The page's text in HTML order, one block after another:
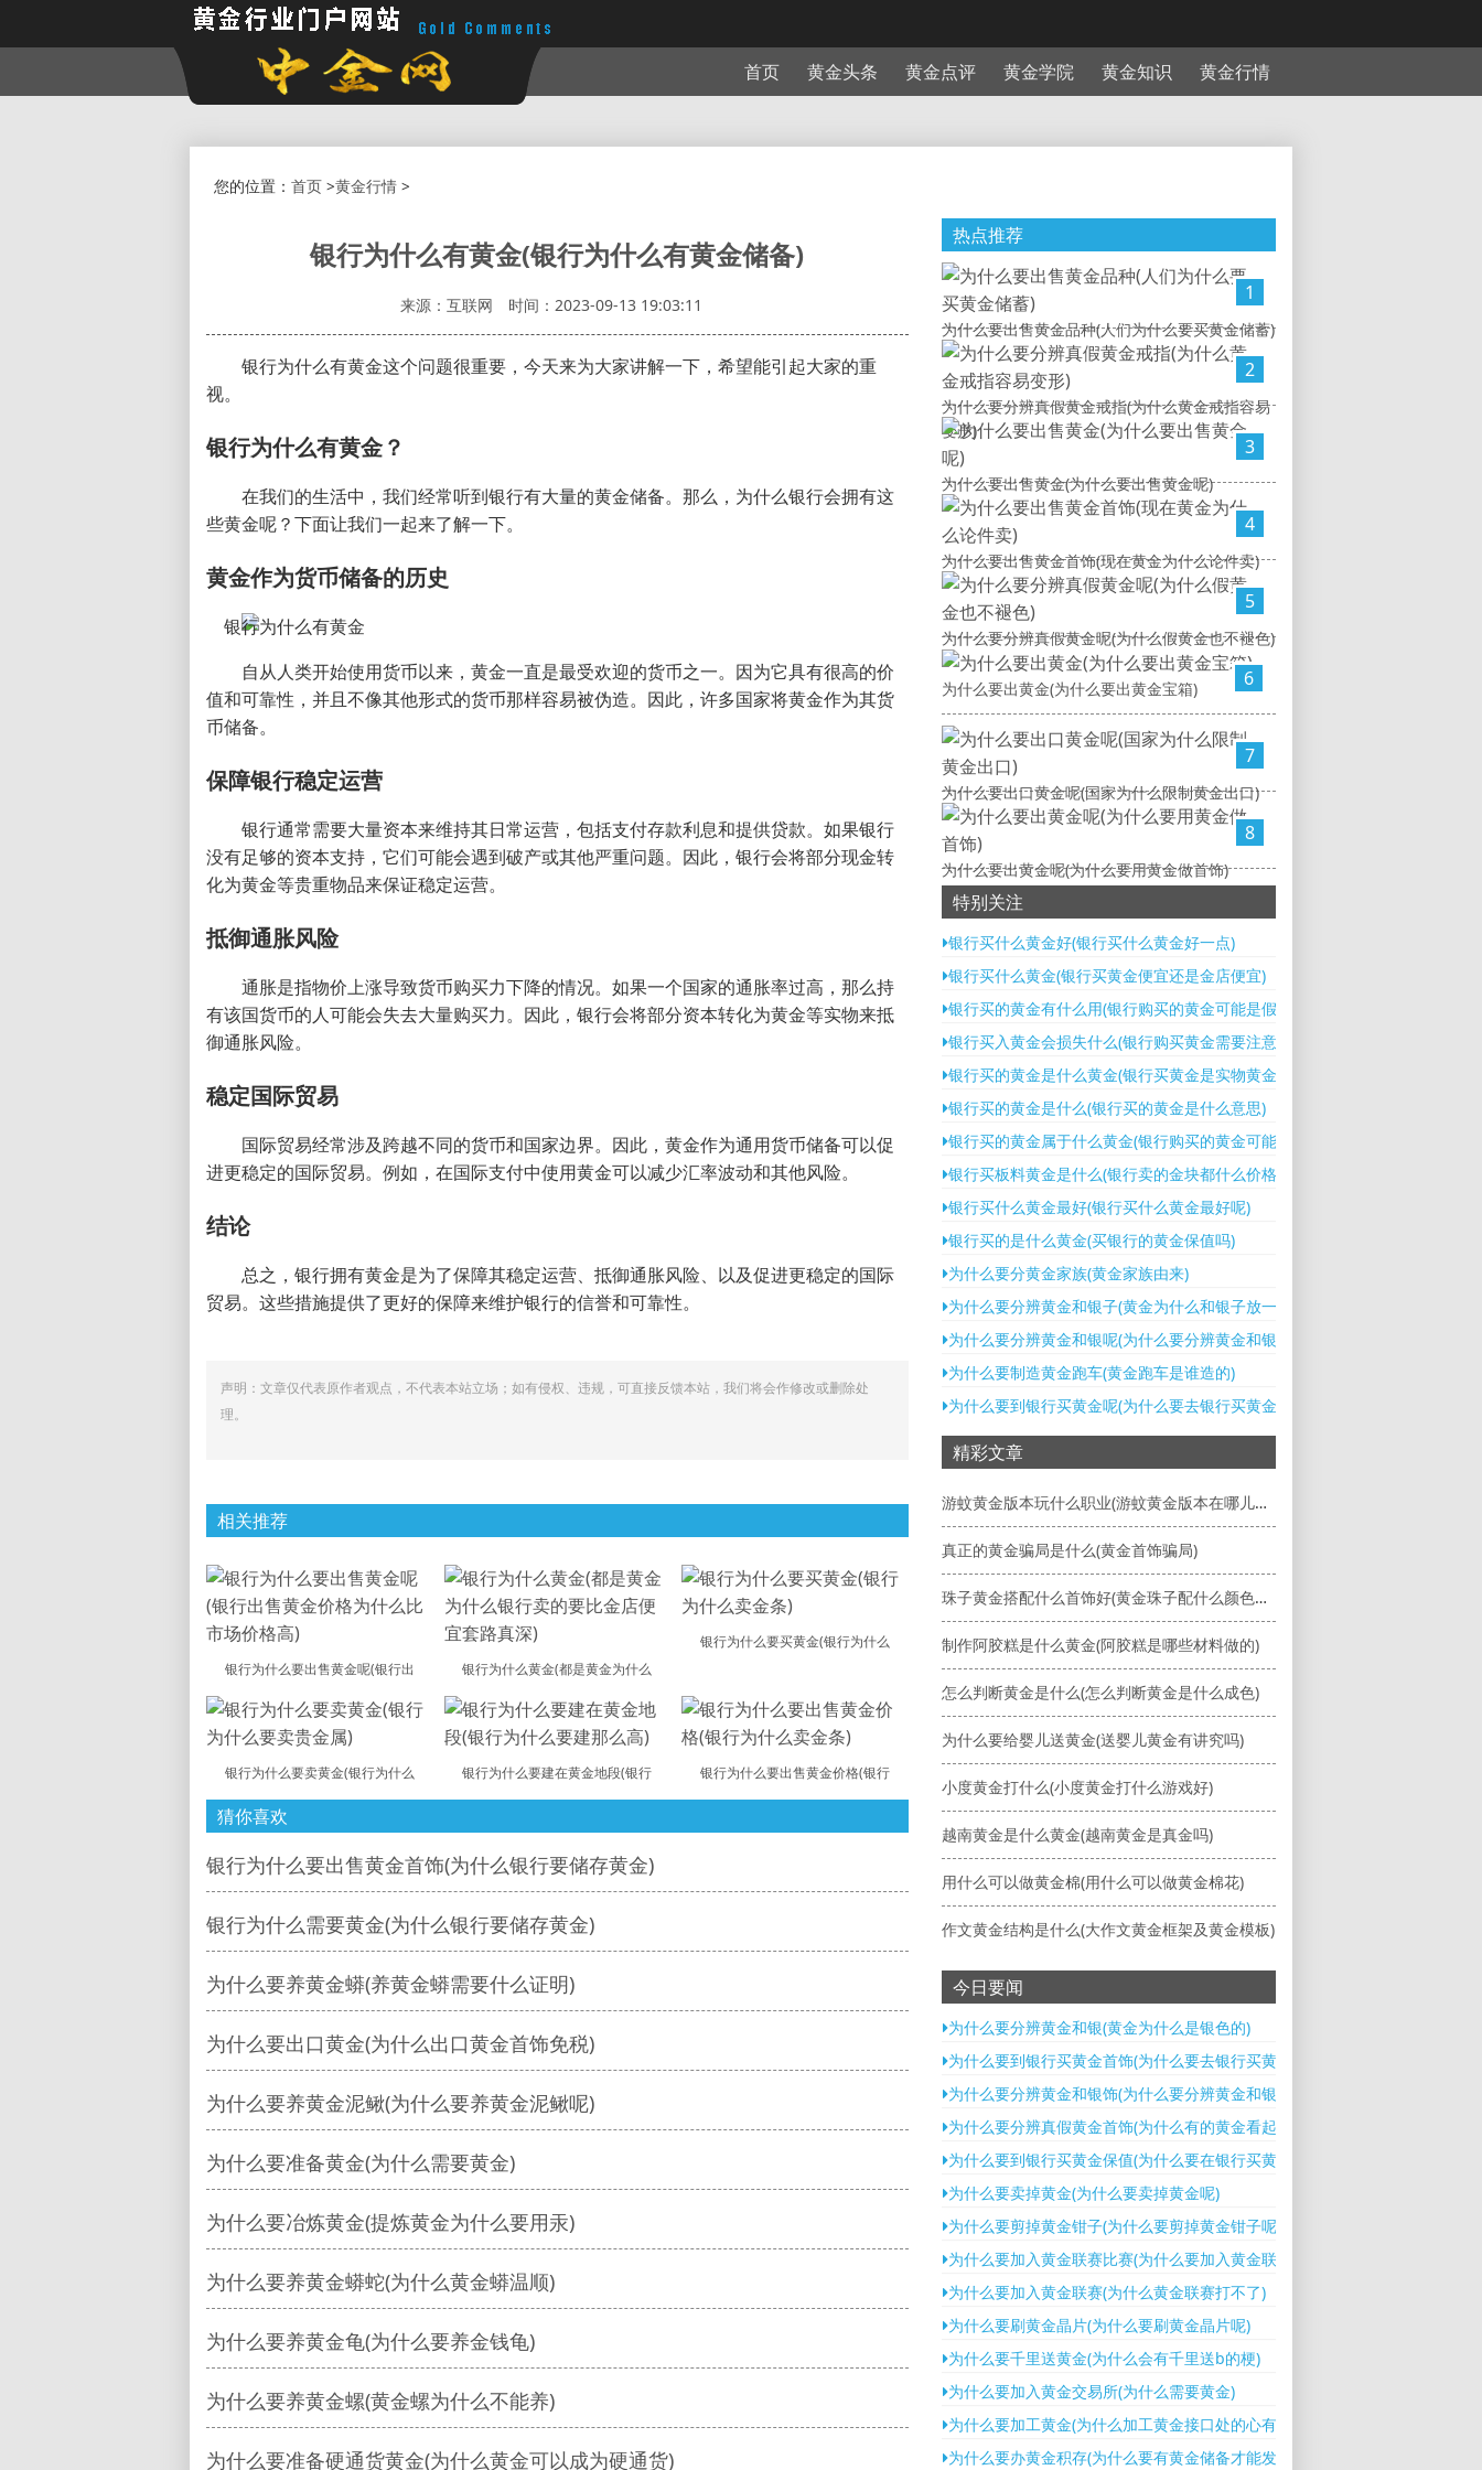
首页 黄金头条 黄金点评 黄金学院 黄金知识 黄金行情
您的位置： 首页>黄金行情>
银行为什么有黄金(银行为什么有黄金储备)
来源：互联网 时间：2023-09-13 19:03:11
银行为什么有黄金这个问题很重要，今天来为大家讲解一下，希望能引起大家的重
视。
银行为什么有黄金？
在我们的生活中，我们经常听到银行有大量的黄金储备。那么，为什么银行会拥有这
些黄金呢？下面让我们一起来了解一下。
黄金作为货币储备的历史
自从人类开始使用货币以来，黄金一直是最受欢迎的货币之一。因为它具有很高的价
值和可靠性，并且不像其他形式的货币那样容易被伪造。因此，许多国家将黄金作为其货
币储备。
保障银行稳定运营
银行通常需要大量资本来维持其日常运营，包括支付存款利息和提供贷款。如果银行
没有足够的资本支持，它们可能会遇到破产或其他严重问题。因此，银行会将部分现金转
化为黄金等贵重物品来保证稳定运营。
抵御通胀风险
通胀是指物价上涨导致货币购买力下降的情况。如果一个国家的通胀率过高，那么持
有该国货币的人可能会失去大量购买力。因此，银行会将部分资本转化为黄金等实物来抵
御通胀风险。
稳定国际贸易
国际贸易经常涉及跨越不同的货币和国家边界。因此，黄金作为通用货币储备可以促
进更稳定的国际贸易。例如，在国际支付中使用黄金可以减少汇率波动和其他风险。
结论
总之，银行拥有黄金是为了保障其稳定运营、抵御通胀风险、以及促进更稳定的国际
贸易。这些措施提供了更好的保障来维护银行的信誉和可靠性。
声明：文章仅代表原作者观点，不代表本站立场；如有侵权、违规，可直接反馈本站，我们将会作修改或删除处
理。
相关推荐
银行为什么要出售黄金呢(银行出 银行为什么黄金(都是黄金为什么
银行为什么要买黄金(银行为什么
银行为什么要卖黄金(银行为什么 银行为什么要建在黄金地段(银行 银行为什么要出售黄金价格(银行
猜你喜欢
银行为什么要出售黄金首饰(为什么银行要储存黄金)
银行为什么需要黄金(为什么银行要储存黄金)
为什么要养黄金蟒(养黄金蟒需要什么证明)
为什么要出口黄金(为什么出口黄金首饰免税)
为什么要养黄金泥鳅(为什么要养黄金泥鳅呢)
为什么要准备黄金(为什么需要黄金)
为什么要冶炼黄金(提炼黄金为什么要用汞)
为什么要养黄金蟒蛇(为什么黄金蟒温顺)
为什么要养黄金龟(为什么要养金钱龟)
为什么要养黄金螺(黄金螺为什么不能养)
为什么要准备硬通货黄金(为什么黄金可以成为硬通货)
热点推荐
1
为什么要出售黄金品种(人们为什么要买黄金储蓄)
2
为什么要分辨真假黄金戒指(为什么黄金戒指容易
变形)
3
为什么要出售黄金(为什么要出售黄金呢)
4
为什么要出售黄金首饰(现在黄金为什么论件卖)
5
为什么要分辨真假黄金呢(为什么假黄金也不褪色)
6
为什么要出黄金(为什么要出黄金宝箱)
7
为什么要出口黄金呢(国家为什么限制黄金出口)
8
为什么要出黄金呢(为什么要用黄金做首饰)
特别关注
银行买什么黄金好(银行买什么黄金好一点)
银行买什么黄金(银行买黄金便宜还是金店便宜)
银行买的黄金有什么用(银行购买的黄金可能是假的吗)
银行买入黄金会损失什么(银行购买黄金需要注意什么)
银行买的黄金是什么黄金(银行买黄金是实物黄金吗)
银行买的黄金是什么(银行买的黄金是什么意思)
银行买的黄金属于什么黄金(银行购买的黄金可能是假的吗)
银行买板料黄金是什么(银行卖的金块都什么价格)
银行买什么黄金最好(银行买什么黄金最好呢)
银行买的是什么黄金(买银行的黄金保值吗)
为什么要分黄金家族(黄金家族由来)
为什么要分辨黄金和银子(黄金为什么和银子放一起会变色)
为什么要分辨黄金和银呢(为什么要分辨黄金和银呢视频)
为什么要制造黄金跑车(黄金跑车是谁造的)
为什么要到银行买黄金呢(为什么要去银行买黄金)
精彩文章
游蚊黄金版本玩什么职业(游蚊黄金版本在哪儿结婚)
真正的黄金骗局是什么(黄金首饰骗局)
珠子黄金搭配什么首饰好(黄金珠子配什么颜色珠子好看)
制作阿胶糕是什么黄金(阿胶糕是哪些材料做的)
怎么判断黄金是什么(怎么判断黄金是什么成色)
为什么要给婴儿送黄金(送婴儿黄金有讲究吗)
小度黄金打什么(小度黄金打什么游戏好)
越南黄金是什么黄金(越南黄金是真金吗)
用什么可以做黄金棉(用什么可以做黄金棉花)
作文黄金结构是什么(大作文黄金框架及黄金模板)
今日要闻
为什么要分辨黄金和银(黄金为什么是银色的)
为什么要到银行买黄金首饰(为什么要去银行买黄金)
为什么要分辨黄金和银饰(为什么要分辨黄金和银饰呢)
为什么要分辨真假黄金首饰(为什么有的黄金看起来很假)
为什么要到银行买黄金保值(为什么要在银行买黄金)
为什么要卖掉黄金(为什么要卖掉黄金呢)
为什么要剪掉黄金钳子(为什么要剪掉黄金钳子呢)
为什么要加入黄金联赛比赛(为什么要加入黄金联赛比赛项目)
为什么要加入黄金联赛(为什么黄金联赛打不了)
为什么要刷黄金晶片(为什么要刷黄金晶片呢)
为什么要千里送黄金(为什么会有千里送b的梗)
为什么要加入黄金交易所(为什么需要黄金)
为什么要加工黄金(为什么加工黄金接口处的心有一道黑)
为什么要办黄金积存(为什么要有黄金储备才能发行)